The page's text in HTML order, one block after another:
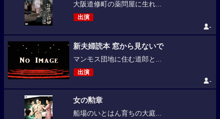
大阪道修町の薬問屋に生れ...
出演
-
新夫婦読本 窓から見ないで
マンモス団地に住む道郎と...
出演
-
女の勲章
船場のいとはん育ちの大庭...